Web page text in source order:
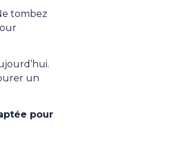
tombez
un
pour